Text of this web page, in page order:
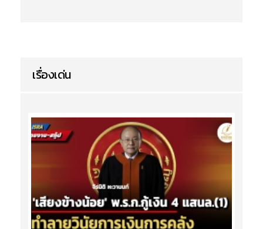
เรื่องเด่น